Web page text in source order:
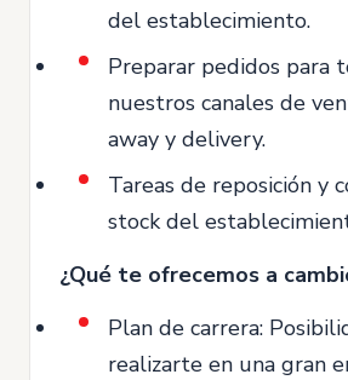
del establecimiento.
Preparar pedidos para
nuestros canales de
away y delivery.
Tareas de reposición y
stock del
¿Qué te ofrecemos a
Plan de carrera:
realizarte en una gran